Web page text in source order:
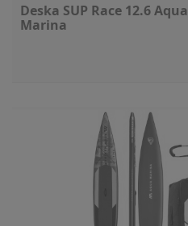
Deska SUP Race 12.6 Aqua
Marina